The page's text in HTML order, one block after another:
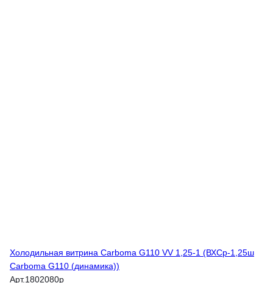
Холодильная витрина Carboma G110 VV 1,25-1 (ВХСр-1,25ш
Carboma G110 (динамика))
Арт.1802080p